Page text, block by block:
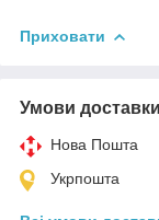
Приховати
Умови доставки
Нова Пошта
Укрпошта